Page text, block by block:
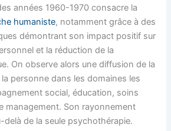
années 1960-1970 consacre la
humaniste, notamment grâce à des
démontrant son impact positif sur
et la réduction de la
On observe alors une diffusion de la
personne dans les domaines les
social, éducation, soins
management. Son rayonnement
delà de la seule psychothérapie.